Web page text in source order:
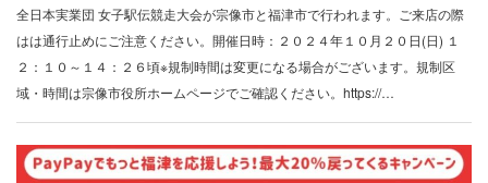
全日本実業団 女子駅伝競走大会が宗像市と福津市で行われます。ご来店の際
はは通行止めにご注意ください。開催日時：２０２４年１０月２０日(日) １
２：１０～１４：２６頃※規制時間は変更になる場合がございます。規制区
域・時間は宗像市役所ホームページでご確認ください。https://…